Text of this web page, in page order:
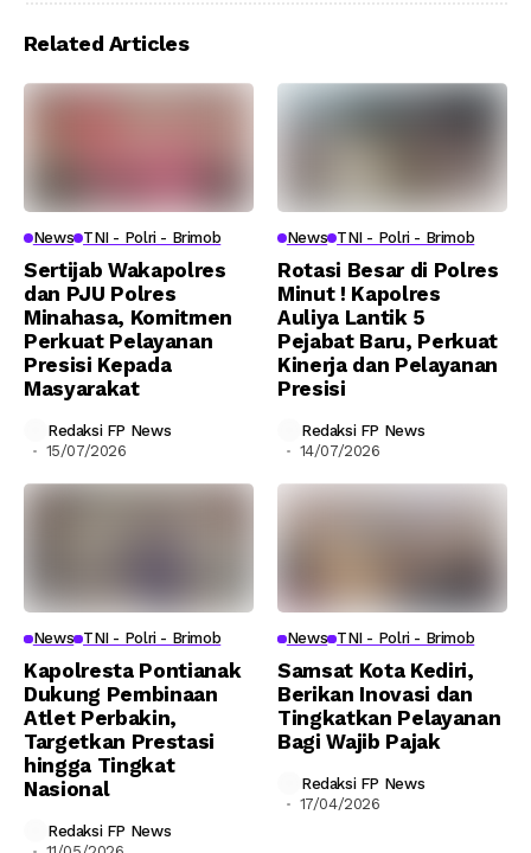
Related Articles
News TNI - Polri - Brimob
Sertijab Wakapolres
dan PJU Polres
Minahasa, Komitmen
Perkuat Pelayanan
Presisi Kepada
Masyarakat
Redaksi FP News
15/07/2026
News TNI - Polri - Brimob
Rotasi Besar di Polres
Minut ! Kapolres
Auliya Lantik 5
Pejabat Baru, Perkuat
Kinerja dan Pelayanan
Presisi
Redaksi FP News
14/07/2026
News TNI - Polri - Brimob
Kapolresta Pontianak
Dukung Pembinaan
Atlet Perbakin,
Targetkan Prestasi
hingga Tingkat
Nasional
Redaksi FP News
News TNI - Polri - Brimob
Samsat Kota Kediri,
Berikan Inovasi dan
Tingkatkan Pelayanan
Bagi Wajib Pajak
Redaksi FP News
17/04/2026